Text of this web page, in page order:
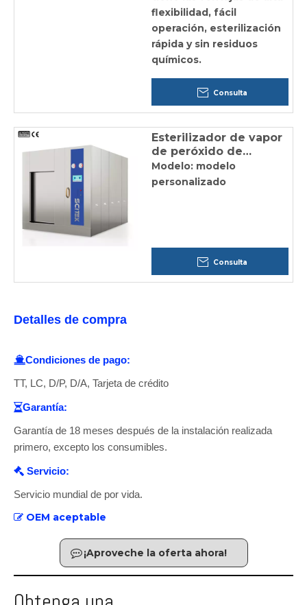
flexibilidad, fácil
operación, esterilización
rápida y sin residuos
químicos.
Consulta
Esterilizador de vapor
de peróxido de
hidrógeno
Modelo: modelo
personalizado
Consulta
Detalles de compra
Condiciones de pago:
TT, LC, D/P, D/A, Tarjeta de crédito
Garantía:
Garantía de 18 meses después de la instalación realizada
primero, excepto los consumibles.
 Servicio:
Servicio mundial de por vida.
 OEM aceptable
¡Aproveche la oferta ahora!